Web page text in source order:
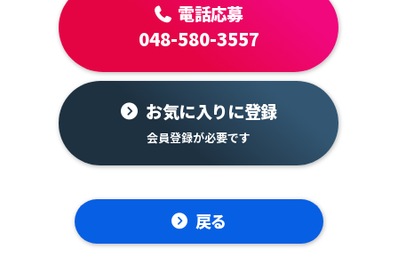
電話応募
048-580-3557
お気に入りに登録
戻る